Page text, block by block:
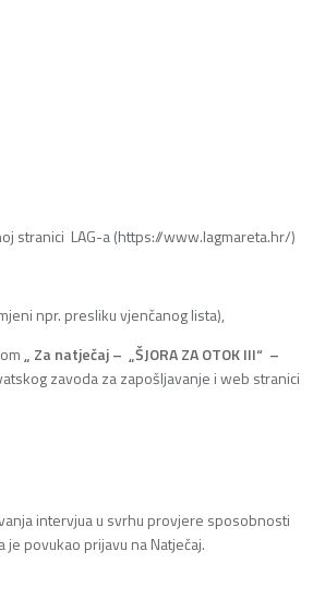
stranici LAG-a (https://www.lagmareta.hr/)
npr. presliku vjenčanog lista),
„ Za natječaj – „ŠJORA ZA OTOK III“ –
zavoda za zapošljavanje i web stranici
intervjua u svrhu provjere sposobnosti
povukao prijavu na Natječaj.